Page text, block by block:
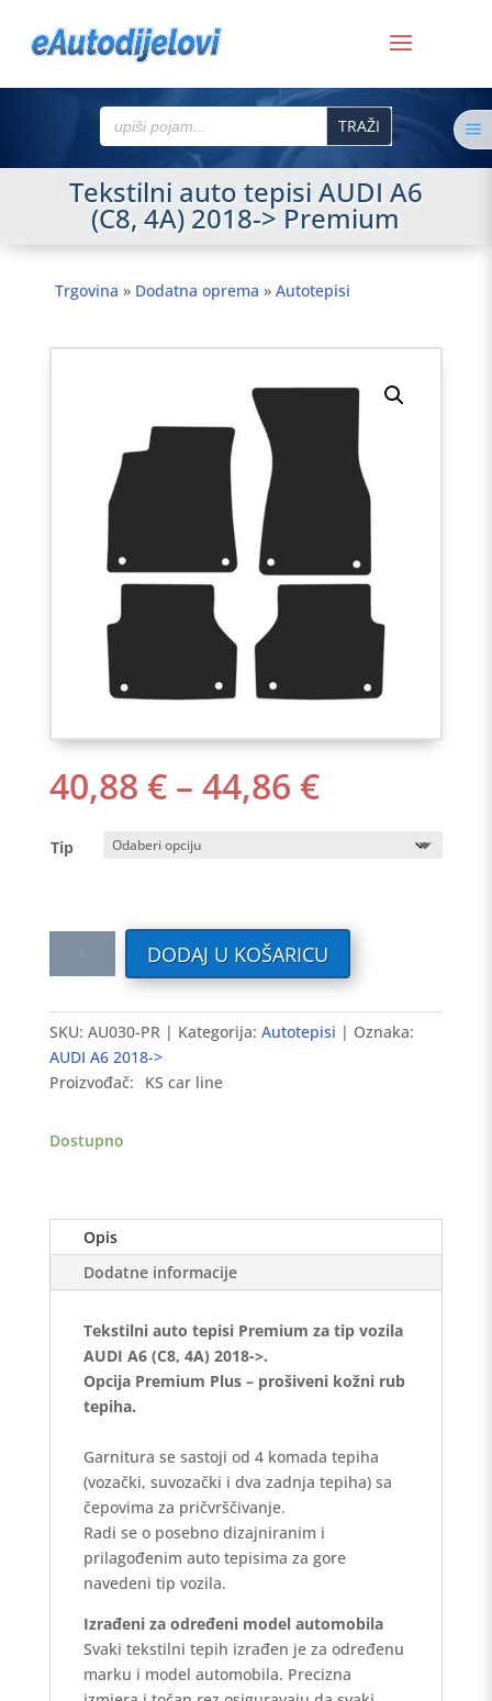
Search
for:
Tekstilni auto tepisi AUDI A6
(C8, 4A) 2018-> Premium
Trgovina » Dodatna oprema » Autotepisi
40,88 € – 44,86 €RASPON
CIJENA:
40,88 €
Tip
AUDI
A6
(C8,
4A)
>
DODAJ U KOŠARICU
SKU: AU030-PR Kategorija: Autotepisi
Oznaka:
AUDI A6 2018->
Proizvođač:
KS car line
Dostupno
Opis
Dodatne informacije
Tekstilni auto tepisi Premium za tip vozila
AUDI A6 (C8, 4A) 2018->.
Opcija Premium Plus – prošiveni kožni rub
tepiha.
Garnitura se sastoji od 4 komada tepiha
(vozački, suvozački i dva zadnja tepiha) sa
čepovima za pričvrščivanje.
Radi se o posebno dizajniranim i
prilagođenim auto tepisima za gore
navedeni tip vozila.
Izrađeni za određeni model automobila
Svaki tekstilni tepih izrađen je za određenu
marku i model automobila. Precizna
a